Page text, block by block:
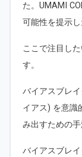
た。UMAMI
可能性を提示し
ここで注目し
す。
バイアスブレ
イアス) を意識
み出すための手
バイアスブレ